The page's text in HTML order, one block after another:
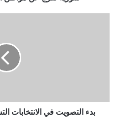
بدء التصويت في الانتخابات